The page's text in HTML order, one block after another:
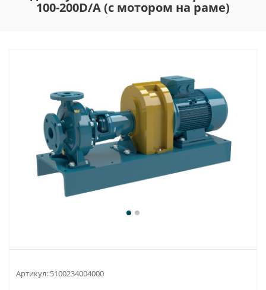
100-200D/A (с мотором на раме)
Артикул: 5100234004000